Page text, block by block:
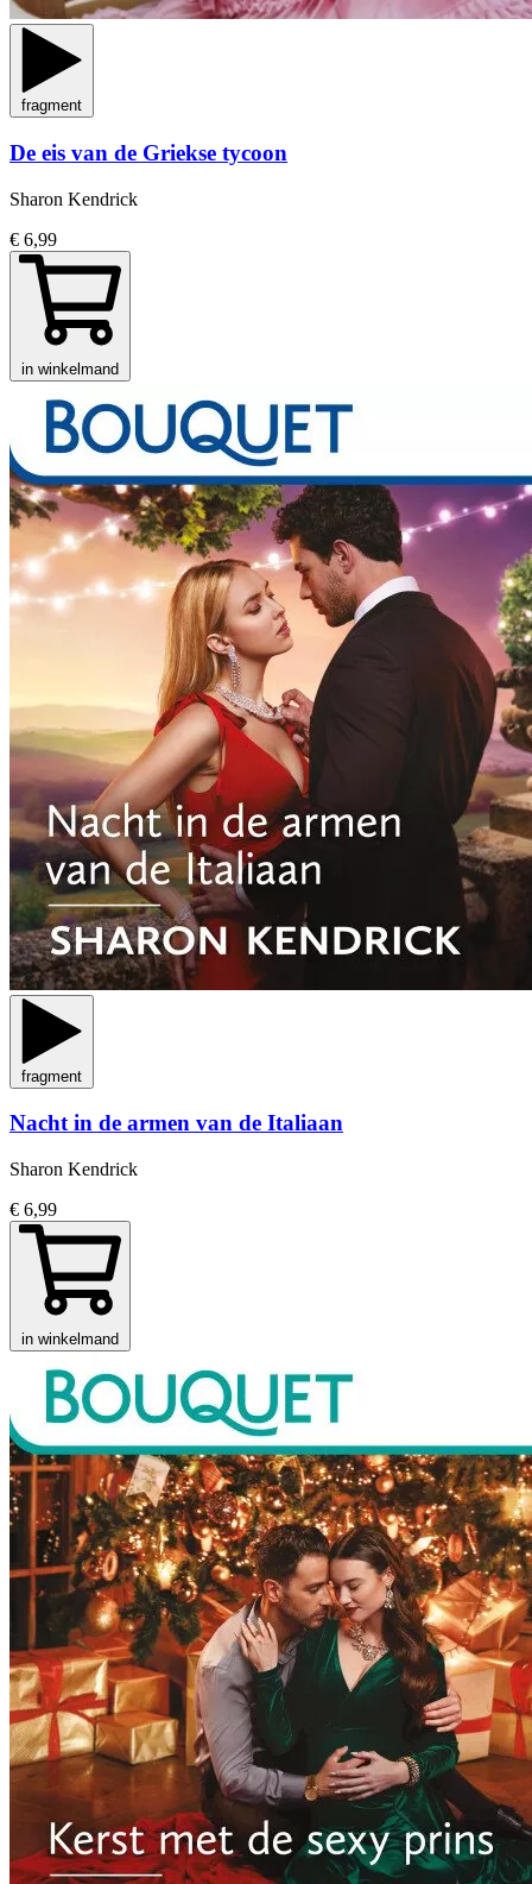
fragment
De eis van de Griekse tycoon
Sharon Kendrick
€ 6,99
in winkelmand
fragment
Nacht in de armen van de Italiaan
Sharon Kendrick
€ 6,99
in winkelmand